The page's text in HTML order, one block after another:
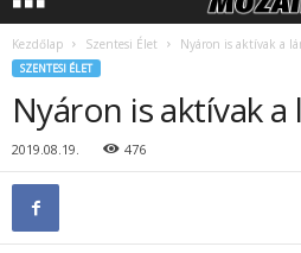
Kezdőlap Szentesi Élet Nyáron is aktívak a
SZENTESI ÉLET
Nyáron is aktívak
2019.08.19. 476